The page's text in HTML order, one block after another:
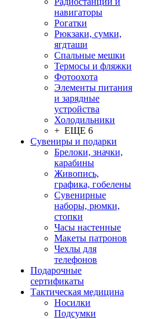
навигаторы
Рогатки
Рюкзаки, сумки,
ягдташи
Спальные мешки
Термосы и фляжки
Фотоохота
Элементы питания
и зарядные
устройства
Холодильники
+ ЕЩЕ 6
Сувениры и подарки
Брелоки, значки,
карабины
Живопись,
графика, гобелены
Сувенирные
наборы, рюмки,
стопки
Часы настенные
Макеты патронов
Чехлы для
телефонов
Подарочные
сертификаты
Тактическая медицина
Носилки
Подсумки